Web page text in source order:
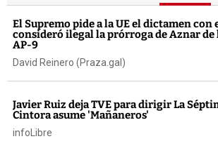
El Supremo pide a la UE el dictamen con
consideró ilegal la prórroga de Aznar de
AP-9
David Reinero (Praza.gal)
Javier Ruiz deja TVE para dirigir La
Cintora asume 'Mañaneros'
infoLibre